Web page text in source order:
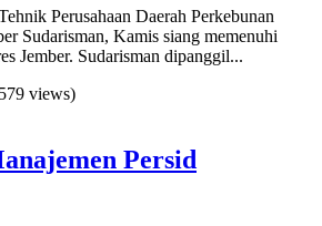
Perusahaan Daerah Perkebunan
Sudarisman, Kamis siang memenuhi
Jember. Sudarisman dipanggil...
views)
Persid